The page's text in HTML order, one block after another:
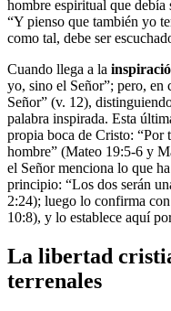
hombre espiritual que
“Y pienso que también yo
como tal, debe ser
Cuando llega a la
yo, sino el Señor”; pero, en
Señor” (v. 12),
palabra inspirada. Esta
propia boca de Cristo: “Por
hombre” (Mateo 19:5-6 y
el Señor menciona lo que
principio: “Los dos serán
2:24); luego lo confirma
10:8), y lo establece aquí
La libertad
terrenales